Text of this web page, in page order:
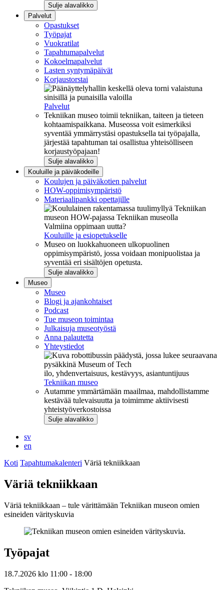
Sulje alavalikko
Palvelut
Opastukset
Työpajat
Vuokratilat
Tapahtumapalvelut
Kokoelmapalvelut
Lasten syntymäpäivät
Korjaustorstai
Palvelut
Tekniikan museo toimii tekniikan, taiteen ja tieteen
kohtaamispaikkana. Museossa voit esimerkiksi
syventää ymmärrystäsi opastuksella tai työpajalla,
järjestää tapahtuman tai osallistua yhteisölliseen
korjaustyöpajaan!
Sulje alavalikko
Kouluille ja päiväkodeille
Koulujen ja päiväkotien palvelut
HOW-oppimisympäristö
Materiaalipankki opettajille
Valmiina oppimaan uutta?
Kouluille ja esiopetukselle
Museo on luokkahuoneen ulkopuolinen
oppimisympäristö, jossa voidaan monipuolistaa ja
syventää eri sisältöjen opetusta.
Sulje alavalikko
Museo
Museo
Blogi ja ajankohtaiset
Podcast
Tue museon toimintaa
Julkaisuja museotyöstä
Anna palautetta
Yhteystiedot
ilo, yhdenvertaisuus, kestävyys, asiantuntijuus
Tekniikan museo
Autamme ymmärtämään maailmaa, mahdollistamme
kestävää tulevaisuutta ja toimimme aktiivisesti
yhteistyöverkostoissa
Sulje alavalikko
sv
en
Koti Tapahtumakalenteri Väriä tekniikkaan
Väriä tekniikkaan
Väriä tekniikkaan – tule värittämään Tekniikan museon omien
esineiden värityskuvia
Työpajat
18.7.2026 klo 11:00 - 18:00